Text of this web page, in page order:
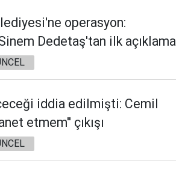
operasyon:
Dedetaş'tan ilk açıklama
iddia edilmişti: Cemil
etmem'' çıkışı